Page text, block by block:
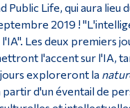
Public Life, qui aura lieu
2019 !
Les deux premiers
l'accent sur l'IA,
exploreront la
d'un éventail de